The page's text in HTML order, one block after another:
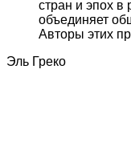
стран и эпох в
объединяет
Авторы этих
Эль Греко